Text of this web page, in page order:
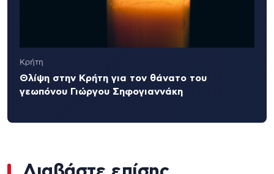
Κρήτη
Θλίψη στην Κρήτη για τον θάνατο του
γεωπόνου Γιώργου Σηφογιαννάκη